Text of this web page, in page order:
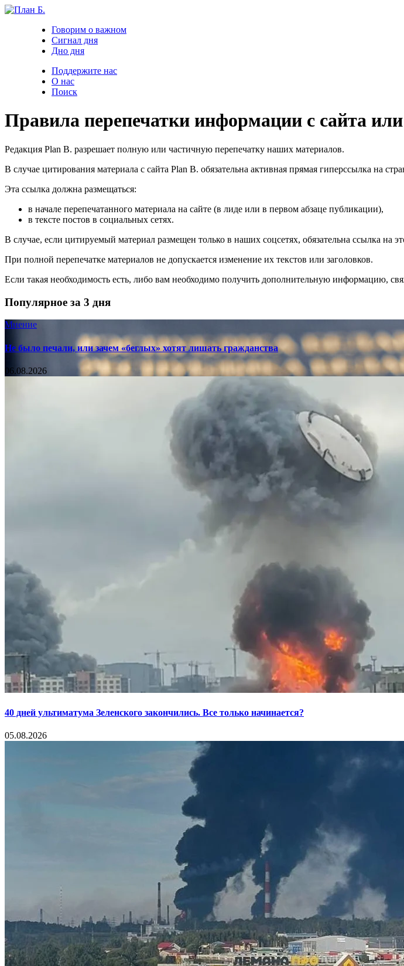
Говорим о важном
Сигнал дня
Дно дня
Поддержите нас
О нас
Поиск
Правила перепечатки информации с сайта или
Редакция Plan B. разрешает полную или частичную перепечатку наших материалов.
В случае цитирования материала с сайта Plan B. обязательна активная прямая гиперссылка на
Эта ссылка должна размещаться:
в начале перепечатанного материала на сайте (в лиде или в первом абзаце публикации),
в тексте постов в социальных сетях.
В случае, если цитируемый материал размещен только в наших соцсетях, обязательна ссылка на
При полной перепечатке материалов не допускается изменение их текстов или заголовков.
Если такая необходимость есть, либо вам необходимо получить дополнительную информацию,
Популярное за 3 дня
Мнение
Не было печали, или зачем «беглых» хотят лишать гражданства
06.08.2026
40 дней ультиматума Зеленского закончились. Все только начинается?
05.08.2026